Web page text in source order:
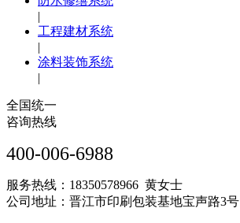
|
工程建材系统
|
涂料装饰系统
|
全国统一
咨询热线
400-006-6988
服务热线：18350578966 黄女士
公司地址：晋江市印刷包装基地宝声路3号